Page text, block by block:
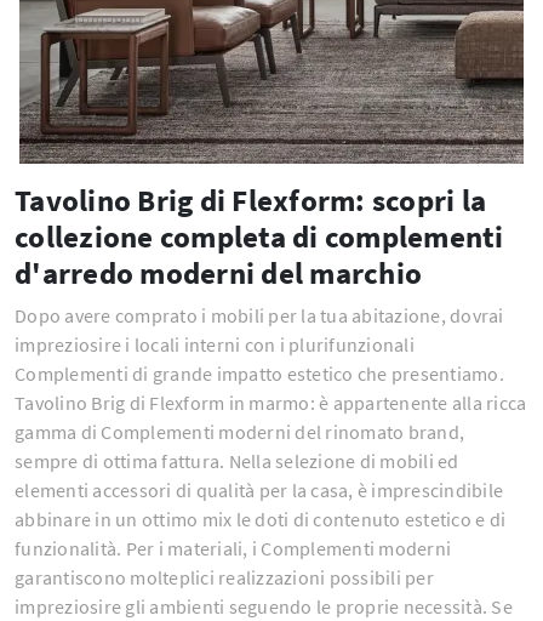
Tavolino Brig di Flexform: scopri la
collezione completa di complementi
d'arredo moderni del marchio
Dopo avere comprato i mobili per la tua abitazione, dovrai
impreziosire i locali interni con i plurifunzionali
Complementi di grande impatto estetico che presentiamo.
Tavolino Brig di Flexform in marmo: è appartenente alla ricca
gamma di Complementi moderni del rinomato brand,
sempre di ottima fattura. Nella selezione di mobili ed
elementi accessori di qualità per la casa, è imprescindibile
abbinare in un ottimo mix le doti di contenuto estetico e di
funzionalità. Per i materiali, i Complementi moderni
garantiscono molteplici realizzazioni possibili per
impreziosire gli ambienti seguendo le proprie necessità. Se